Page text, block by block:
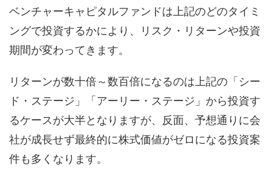
ベンチャーキャピタルファンドは上記のどのタイミ
ングで投資するかにより、リスク・リターンや投資
期間が変わってきます。
リターンが数十倍～数百倍になるのは上記の「シー
ド・ステージ」「アーリー・ステージ」から投資す
るケースが大半となりますが、反面、予想通りに会
社が成長せず最終的に株式価値がゼロになる投資案
件も多くなります。